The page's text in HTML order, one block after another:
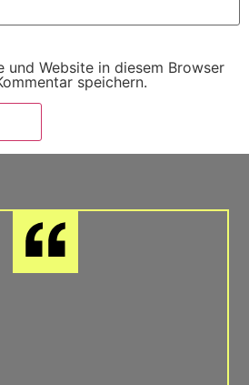
und Website in diesem Browser
speichern.